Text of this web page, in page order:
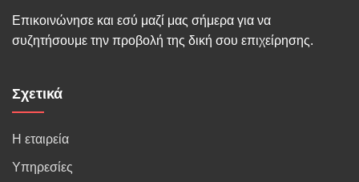
Επικοινώνησε και εσύ μαζί μας σήμερα για να
συζητήσουμε την προβολή της δική σου επιχείρησης.
Σχετικά
Η εταιρεία
Υπηρεσίες